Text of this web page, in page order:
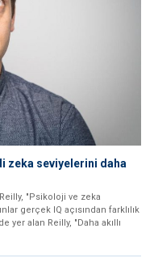
zeka seviyelerini daha
"Psikoloji ve zeka
gerçek IQ açısından farklılık
yer alan Reilly, "Daha akıllı